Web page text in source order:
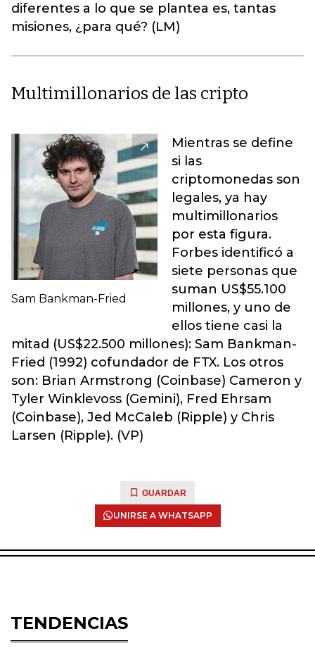
diferentes a lo que se plantea es, tantas
misiones, ¿para qué? (LM)
Multimillonarios de las cripto
Sam Bankman-Fried
Mientras se define
si las
criptomonedas son
legales, ya hay
multimillonarios
por esta figura.
Forbes identificó a
siete personas que
suman US$55.100
millones, y uno de
ellos tiene casi la
mitad (US$22.500 millones): Sam Bankman-
Fried (1992) cofundador de FTX. Los otros
son: Brian Armstrong (Coinbase) Cameron y
Tyler Winklevoss (Gemini), Fred Ehrsam
(Coinbase), Jed McCaleb (Ripple) y Chris
Larsen (Ripple). (VP)
GUARDAR
UNIRSE A WHATSAPP
TENDENCIAS